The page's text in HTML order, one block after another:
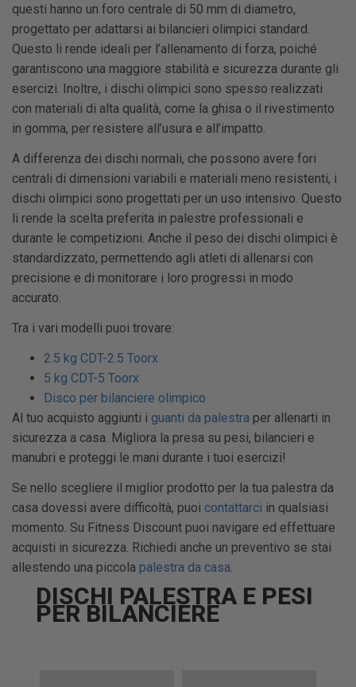
questi hanno un foro centrale di 50 mm di diametro,
progettato per adattarsi ai bilancieri olimpici standard.
Questo li rende ideali per l’allenamento di forza, poiché
garantiscono una maggiore stabilità e sicurezza durante gli
esercizi. Inoltre, i dischi olimpici sono spesso realizzati
con materiali di alta qualità, come la ghisa o il rivestimento
in gomma, per resistere all’usura e all’impatto.
A differenza dei dischi normali, che possono avere fori
centrali di dimensioni variabili e materiali meno resistenti, i
dischi olimpici sono progettati per un uso intensivo. Questo
li rende la scelta preferita in palestre professionali e
durante le competizioni. Anche il peso dei dischi olimpici è
standardizzato, permettendo agli atleti di allenarsi con
precisione e di monitorare i loro progressi in modo
accurato.
Tra i vari modelli puoi trovare:
2.5 kg CDT-2.5 Toorx
5 kg CDT-5 Toorx
Disco per bilanciere olimpico
Al tuo acquisto aggiunti i guanti da palestra per allenarti in
sicurezza a casa. Migliora la presa su pesi, bilancieri e
manubri e proteggi le mani durante i tuoi esercizi!
Se nello scegliere il miglior prodotto per la tua palestra da
casa dovessi avere difficoltà, puoi contattarci in qualsiasi
momento. Su Fitness Discount puoi navigare ed effettuare
acquisti in sicurezza. Richiedi anche un preventivo se stai
allestendo una piccola palestra da casa.
DISCHI PALESTRA E PESI
PER BILANCIERE